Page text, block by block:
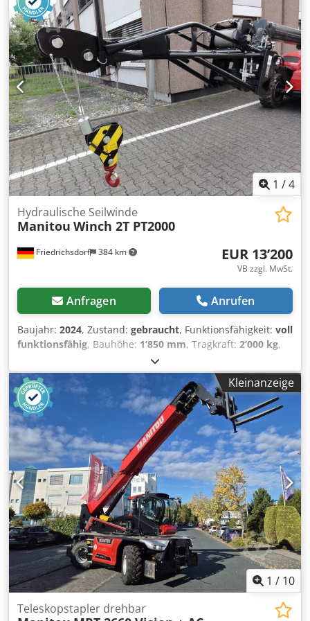
Gesamtlänge:2’400 mm , Antriebsart: Elektro, Baubreite:
1’200 mm, Elektro 4 Rad-Stapler Lastschwerpunkt: 500 ISO
Klasse: ISO Klasse 3 = 2.500 - 4.999 kg Masttyp: Triplex
Zustand Technisch: gut Bereifung vorne Typ: Non Marking
Bereifung vorne Zustand: 60 - 80% Bereifung hinten Typ:
Non Marking Bereifung hinten Zustand: 60 - 80%
Dcsdpfxou Dyg Do Aqqjk Batterie Volt: 80V Batterie Ah:
775Ah Batterie Baujahr: 2018 Batterie Zustand: 80 - 100%
Seitenschieber, 3. Ventil, 4. Ventil, Arbeitsscheinwerfer
hinten, Arbeitsscheinwerfer vorn, CE Zertifikat,
1 /4
Friedrichsdorf 384 km
Hydraulische Seilwinde
Manitou Winch 2T PT2000
EUR 13’200
VB zzgl. MwSt.
Anfragen Anrufen
Baujahr: 2024, Zustand: gebraucht, Funktionsfähigkeit: voll
funktionsfähig, Bauhöhe: 1’850 mm, Tragkraft: 2’000 kg,
Hydraulische Seilwinde Zustand Technisch: Neu Dodpfx
Asv N Rzxeqqeck
Kleinanzeige
1 / 10
Teleskopstapler drehbar